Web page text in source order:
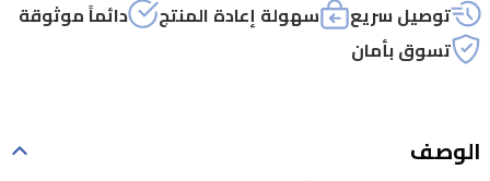
ساعة
(لكل
٣.٥
توصيل سريع سهولة إعادة المنتج
دائماً موثوقة
تسوق بأمان
الوصف